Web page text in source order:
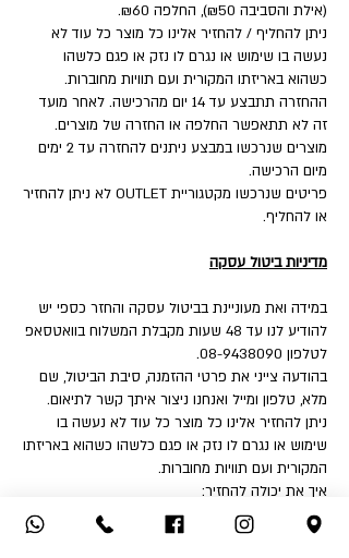
(אילת והסביבה ₪50), החלפה ₪60.
ניתן להחליף / להחזיר אלינו כל מוצר כל עוד לא
נעשה בו שימוש או נגרם לו נזק או פגם כלשהו
כשהוא באריזתו המקורית ועם תוויות מחוברות.
ההחזרה תתבצע עד 14 יום מהרכישה. לאחר מועד
זה לא תתאפשר החלפה או החזרה של מוצרים.
מוצרים שנרכשו במבצע ניתנים להחזרה עד 2 ימים
מיום הרכישה.
פריטים שנרכשו מקטגוריית OUTLET לא ניתן להחזיר
או להחליף.
מדיניות ביטול עסקה
במידה ואת מעוניינת בביטול עסקה והחזר כספי יש
להודיע לנו עד 48 שעות מקבלת המשלוח בוואטסאפ
לטלפון 08-9438090.
בהודעה צייני את פרטי ההזמנה, סיבת הביטול, שם
מלא, טלפון ומייל ואנחנו ניצור איתך קשר לתיאום.
ניתן להחזיר אלינו כל מוצר כל עוד לא נעשה בו
שימוש או נגרם לו נזק או פגם כלשהו כשהוא באריזתו
המקורית ועם תוויות מחוברות.
איך את יכולה להחזיר:
2. שימוש בשירות המשלוחים שלנו בעלות ₪32 לכיוון